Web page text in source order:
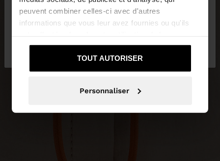
peuvent combiner celles-ci avec d'autres
informations que vous leur avez fournies ou qu'ils
services.
TOUT AUTORISER
Personnaliser